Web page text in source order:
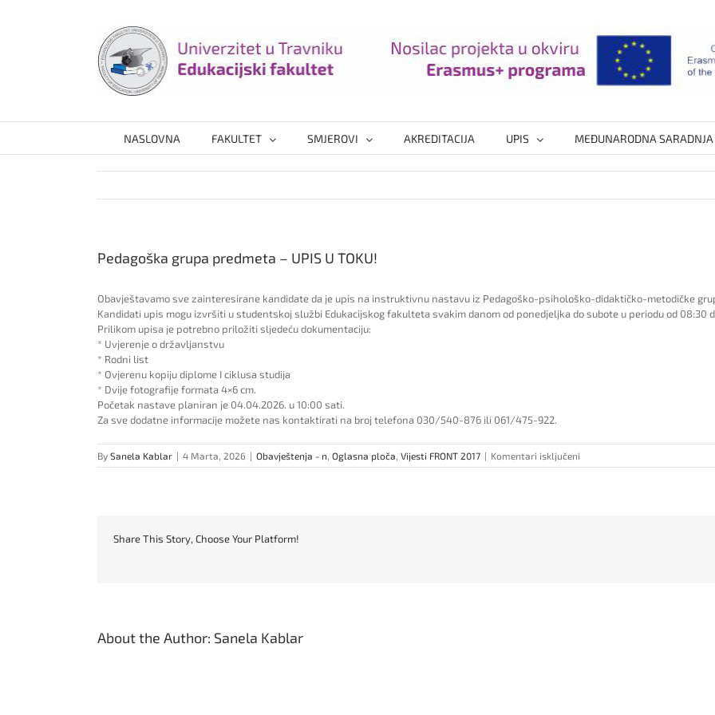
NASLOVNA FAKULTET SMJEROVI AKREDITACIJA UPIS MEĐUNARODNA SARADNJA
Pedagoška grupa predmeta – UPIS U TOKU!
Obavještavamo sve zainteresirane kandidate da je upis na instruktivnu nastavu iz Pedagoško-psihološko-didaktičko-metodičke
Kandidati upis mogu izvršiti u studentskoj službi Edukacijskog fakulteta svakim danom od ponedjeljka do subote u periodu od 08:30
Prilikom upisa je potrebno priložiti sljedeću dokumentaciju:
* Uvjerenje o državljanstvu
* Rodni list
* Ovjerenu kopiju diplome I ciklusa studija
* Dvije fotografije formata 4×6 cm.
Početak nastave planiran je 04.04.2026. u 10:00 sati.
Za sve dodatne informacije možete nas kontaktirati na broj telefona 030/540-876 ili 061/475-922.
By Sanela Kablar | 4 Marta, 2026 | Obavještenja - n Oglasna ploča Vijesti FRONT 2017 | Komentari isključeni
Pedagoška
Share This Story, Choose Your Platform!
About the Author: Sanela Kablar